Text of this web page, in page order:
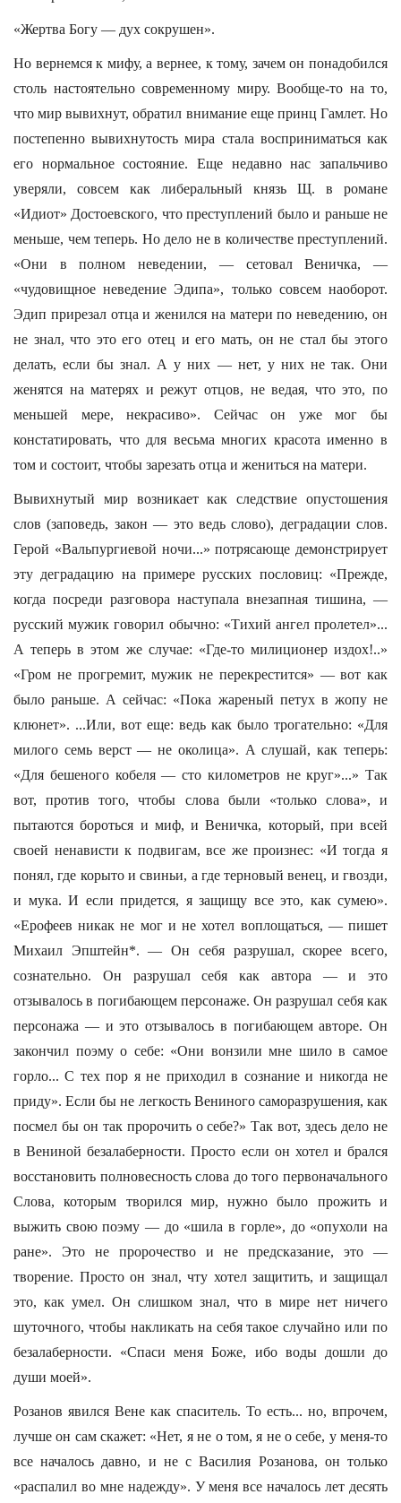
«Жертва Богу — дух сокрушен».
Но вернемся к мифу, а вернее, к тому, зачем он понадобился
столь настоятельно современному миру. Вообще-то на то,
что мир вывихнут, обратил внимание еще принц Гамлет. Но
постепенно вывихнутость мира стала восприниматься как
его нормальное состояние. Еще недавно нас запальчиво
уверяли, совсем как либеральный князь Щ. в романе
«Идиот» Достоевского, что преступлений было и раньше не
меньше, чем теперь. Но дело не в количестве преступлений.
«Они в полном неведении, — сетовал Веничка, —
«чудовищное неведение Эдипа», только совсем наоборот.
Эдип прирезал отца и женился на матери по неведению, он
не знал, что это его отец и его мать, он не стал бы этого
делать, если бы знал. А у них — нет, у них не так. Они
женятся на матерях и режут отцов, не ведая, что это, по
меньшей мере, некрасиво». Сейчас он уже мог бы
констатировать, что для весьма многих красота именно в
том и состоит, чтобы зарезать отца и жениться на матери.
Вывихнутый мир возникает как следствие опустошения
слов (заповедь, закон — это ведь слово), деградации слов.
Герой «Вальпургиевой ночи...» потрясающе демонстрирует
эту деградацию на примере русских пословиц: «Прежде,
когда посреди разговора наступала внезапная тишина, —
русский мужик говорил обычно: «Тихий ангел пролетел»...
А теперь в этом же случае: «Где-то милиционер издох!..»
«Гром не прогремит, мужик не перекрестится» — вот как
было раньше. А сейчас: «Пока жареный петух в жопу не
клюнет». ...Или, вот еще: ведь как было трогательно: «Для
милого семь верст — не околица». А слушай, как теперь:
«Для бешеного кобеля — сто километров не круг»...» Так
вот, против того, чтобы слова были «только слова», и
пытаются бороться и миф, и Веничка, который, при всей
своей ненависти к подвигам, все же произнес: «И тогда я
понял, где корыто и свиньи, а где терновый венец, и гвозди,
и мука. И если придется, я защищу все это, как сумею».
«Ерофеев никак не мог и не хотел воплощаться, — пишет
Михаил Эпштейн*. — Он себя разрушал, скорее всего,
сознательно. Он разрушал себя как автора — и это
отзывалось в погибающем персонаже. Он разрушал себя как
персонажа — и это отзывалось в погибающем авторе. Он
закончил поэму о себе: «Они вонзили мне шило в самое
горло... С тех пор я не приходил в сознание и никогда не
приду». Если бы не легкость Вениного саморазрушения, как
посмел бы он так пророчить о себе?» Так вот, здесь дело не
в Вениной безалаберности. Просто если он хотел и брался
восстановить полновесность слова до того первоначального
Слова, которым творился мир, нужно было прожить и
выжить свою поэму — до «шила в горле», до «опухоли на
ране». Это не пророчество и не предсказание, это —
творение. Просто он знал, чту хотел защитить, и защищал
это, как умел. Он слишком знал, что в мире нет ничего
шуточного, чтобы накликать на себя такое случайно или по
безалаберности. «Спаси меня Боже, ибо воды дошли до
души моей».
Розанов явился Вене как спаситель. То есть... но, впрочем,
лучше он сам скажет: «Нет, я не о том, я не о себе, у меня-то
все началось давно, и не с Василия Розанова, он только
«распалил во мне надежду». У меня все началось лет десять